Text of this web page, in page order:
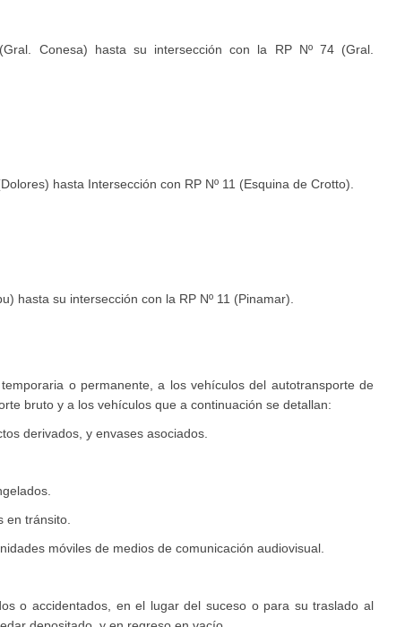
Conesa) hasta su intersección con la RP Nº 74 (Gral.
hasta Intersección con RP Nº 11 (Esquina de Crotto).
hasta su intersección con la RP Nº 11 (Pinamar).
o permanente, a los vehículos del autotransporte de
bruto y a los vehículos que a continuación se detallan:
derivados, y envases asociados.
tránsito.
móviles de medios de comunicación audiovisual.
o accidentados, en el lugar del suceso o para su traslado al